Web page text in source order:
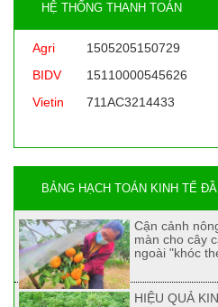
HỆ THỐNG THANH TOÁN
Agri
1505205150729
BIDV
15110000545626
Vietin
711AC3214433
BẢNG HẠCH TOÁN KINH TẾ
Cận cảnh
màn cho cây
ngoài "khóc
HIỆU QUẢ